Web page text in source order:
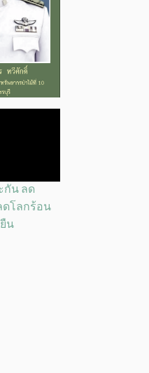
กัน ลด
ดโลกร้อน
น